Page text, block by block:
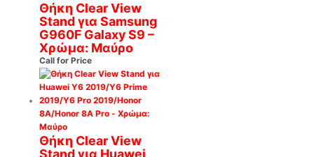
Θήκη Clear View
Stand για Samsung
G960F Galaxy S9 –
Χρώμα: Μαύρο
Call for Price
Θήκη Clear View
Stand για Huawei